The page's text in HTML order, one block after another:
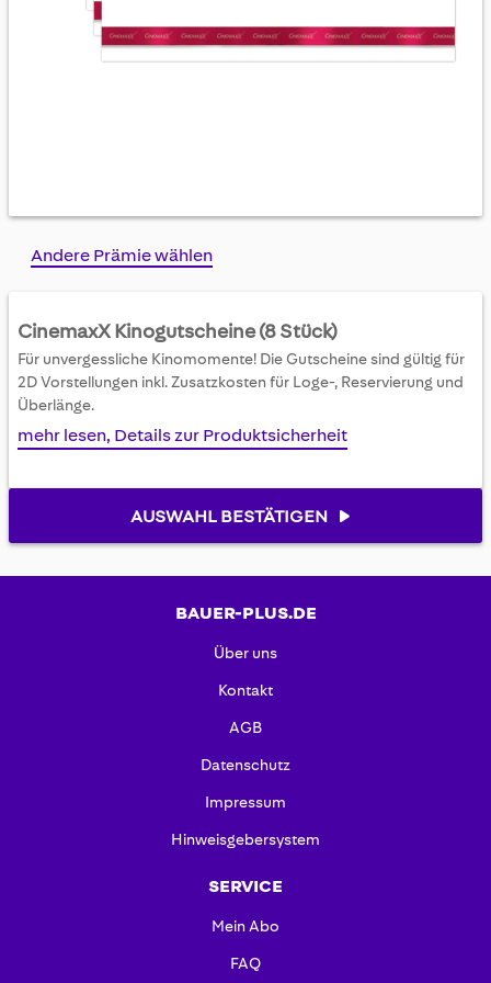
Skip
the
beginning
of
the
images
gallery
Andere Prämie wählen
CinemaxX Kinogutscheine (8 Stück)
Für unvergessliche Kinomomente! Die Gutscheine sind gültig für
2D Vorstellungen inkl. Zusatzkosten für Loge-, Reservierung und
Überlänge.
mehr lesen, Details zur Produktsicherheit
AUSWAHL BESTÄTIGEN
BAUER-PLUS.DE
Über uns
Kontakt
AGB
Datenschutz
Impressum
Hinweisgebersystem
SERVICE
Mein Abo
FAQ